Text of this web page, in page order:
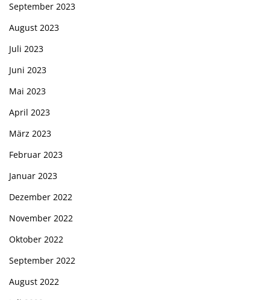
September 2023
August 2023
Juli 2023
Juni 2023
Mai 2023
April 2023
März 2023
Februar 2023
Januar 2023
Dezember 2022
November 2022
Oktober 2022
September 2022
August 2022